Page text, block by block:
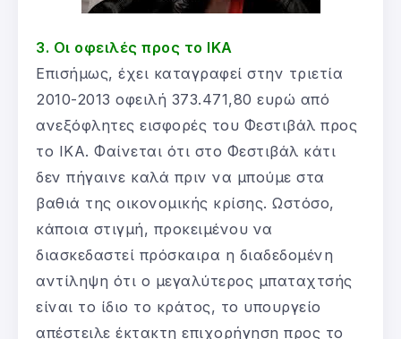
3. Οι οφειλές προς το ΙΚΑ
Επισήμως, έχει καταγραφεί στην τριετία
2010-2013 οφειλή 373.471,80 ευρώ από
ανεξόφλητες εισφορές του Φεστιβάλ προς
το ΙΚΑ. Φαίνεται ότι στο Φεστιβάλ κάτι
δεν πήγαινε καλά πριν να μπούμε στα
βαθιά της οικονομικής κρίσης. Ωστόσο,
κάποια στιγμή, προκειμένου να
διασκεδαστεί πρόσκαιρα η διαδεδομένη
αντίληψη ότι ο μεγαλύτερος μπαταχτσής
είναι το ίδιο το κράτος, το υπουργείο
απέστειλε έκτακτη επιχορήγηση προς το